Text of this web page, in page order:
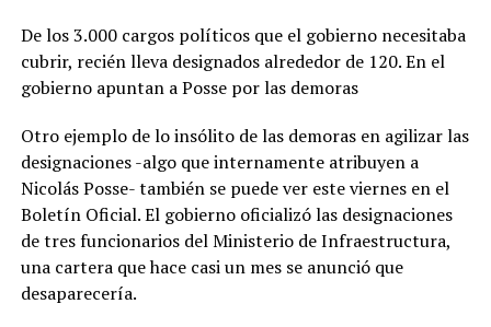
De los 3.000 cargos políticos que el gobierno necesitaba
cubrir, recién lleva designados alrededor de 120. En el
gobierno apuntan a Posse por las demoras
Otro ejemplo de lo insólito de las demoras en agilizar las
designaciones -algo que internamente atribuyen a
Nicolás Posse- también se puede ver este viernes en el
Boletín Oficial. El gobierno oficializó las designaciones
de tres funcionarios del Ministerio de Infraestructura,
una cartera que hace casi un mes se anunció que
desaparecería.